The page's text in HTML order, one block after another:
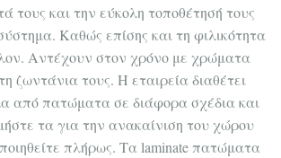
τους και την εύκολη τοποθέτησή τους
Καθώς επίσης και τη φιλικότητα
Αντέχουν στον χρόνο με χρώματα
ζωντάνια τους. Η εταιρεία διαθέτει
από πατώματα σε διάφορα σχέδια και
τα για την ανακαίνιση του χώρου
πλήρως. Τα laminate πατώματα